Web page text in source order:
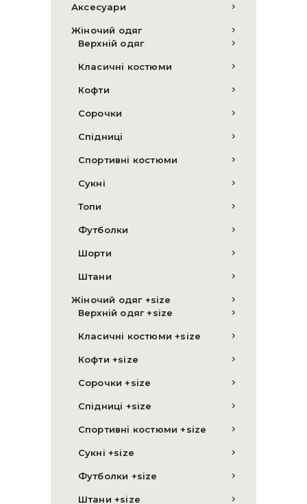
Аксесуари
Жіночий одяг
Верхній одяг
Класичні костюми
Кофти
Сорочки
Спідниці
Спортивні костюми
Сукні
Топи
Футболки
Шорти
Штани
Жіночий одяг +size
Верхній одяг +size
Класичні костюми +size
Кофти +size
Сорочки +size
Спідниці +size
Спортивні костюми +size
Сукні +size
Футболки +size
Штани +size